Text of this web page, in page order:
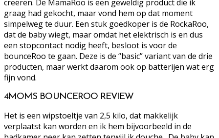
creëren. De MamaRoo is een geweldig product die ik
graag had gekocht, maar vond hem op dat moment
simpelweg te duur. Een stuk goedkoper is de RockaRoo,
dat de baby wiegt, maar omdat het elektrisch is en dus
een stopcontact nodig heeft, besloot is voor de
bounceRoo te gaan. Deze is de “basic” variant van de drie
producten, maar werkt daarom ook op batterijen wat erg
fijn vond.
4MOMS BOUNCEROO REVIEW
Het is een wipstoeltje van 2,5 kilo, dat makkelijk
verplaatst kan worden en ik hem bijvoorbeeld in de